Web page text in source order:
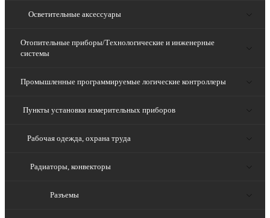
Осветительные аксессуары
Отопительные приборы/Технологические и инженерные
системы
Промышленные программируемые логические контроллеры
Пункты установки измерительных приборов
Рабочая одежда, охрана труда
Радиаторы, конвекторы
Разъемы